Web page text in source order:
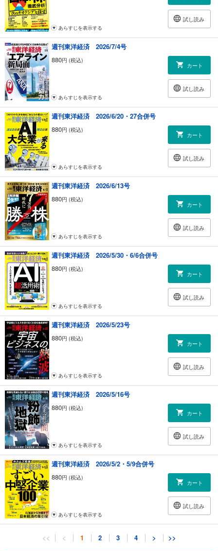
試し読み
あらすじを表示する
週刊東洋経済 2026/7/4号
880円 (税込)
カート
試し読み
あらすじを表示する
週刊東洋経済 2026/6/20・27合併号
880円 (税込)
カート
試し読み
あらすじを表示する
週刊東洋経済 2026/6/13号
880円 (税込)
カート
試し読み
あらすじを表示する
週刊東洋経済 2026/5/30・6/6合併号
880円 (税込)
カート
試し読み
あらすじを表示する
週刊東洋経済 2026/5/23号
880円 (税込)
カート
試し読み
あらすじを表示する
週刊東洋経済 2026/5/16号
880円 (税込)
カート
試し読み
あらすじを表示する
週刊東洋経済 2026/5/2・5/9合併号
880円 (税込)
カート
試し読み
あらすじを表示する
週刊東洋経済 2026/4/18・4/25合併号
<< < 1 2 3 4 > >>